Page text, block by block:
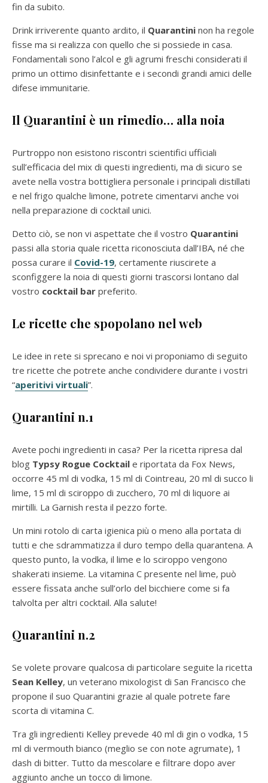
fin da subito.
Drink irriverente quanto ardito, il Quarantini non ha regole
fisse ma si realizza con quello che si possiede in casa.
Fondamentali sono l’alcol e gli agrumi freschi considerati il
primo un ottimo disinfettante e i secondi grandi amici delle
difese immunitarie.
Il Quarantini è un rimedio… alla noia
Purtroppo non esistono riscontri scientifici ufficiali
sull’efficacia del mix di questi ingredienti, ma di sicuro se
avete nella vostra bottigliera personale i principali distillati
e nel frigo qualche limone, potrete cimentarvi anche voi
nella preparazione di cocktail unici.
Detto ciò, se non vi aspettate che il vostro Quarantini
passi alla storia quale ricetta riconosciuta dall’IBA, né che
possa curare il Covid-19, certamente riuscirete a
sconfiggere la noia di questi giorni trascorsi lontano dal
vostro cocktail bar preferito.
Le ricette che spopolano nel web
Le idee in rete si sprecano e noi vi proponiamo di seguito
tre ricette che potrete anche condividere durante i vostri
“aperitivi virtuali”.
Quarantini n.1
Avete pochi ingredienti in casa? Per la ricetta ripresa dal
blog Typsy Rogue Cocktail e riportata da Fox News,
occorre 45 ml di vodka, 15 ml di Cointreau, 20 ml di succo li
lime, 15 ml di sciroppo di zucchero, 70 ml di liquore ai
mirtilli. La Garnish resta il pezzo forte.
Un mini rotolo di carta igienica più o meno alla portata di
tutti e che sdrammatizza il duro tempo della quarantena. A
questo punto, la vodka, il lime e lo sciroppo vengono
shakerati insieme. La vitamina C presente nel lime, può
essere fissata anche sull’orlo del bicchiere come si fa
talvolta per altri cocktail. Alla salute!
Quarantini n.2
Se volete provare qualcosa di particolare seguite la ricetta
Sean Kelley, un veterano mixologist di San Francisco che
propone il suo Quarantini grazie al quale potrete fare
scorta di vitamina C.
Tra gli ingredienti Kelley prevede 40 ml di gin o vodka, 15
ml di vermouth bianco (meglio se con note agrumate), 1
dash di bitter. Tutto da mescolare e filtrare dopo aver
aggiunto anche un tocco di limone.